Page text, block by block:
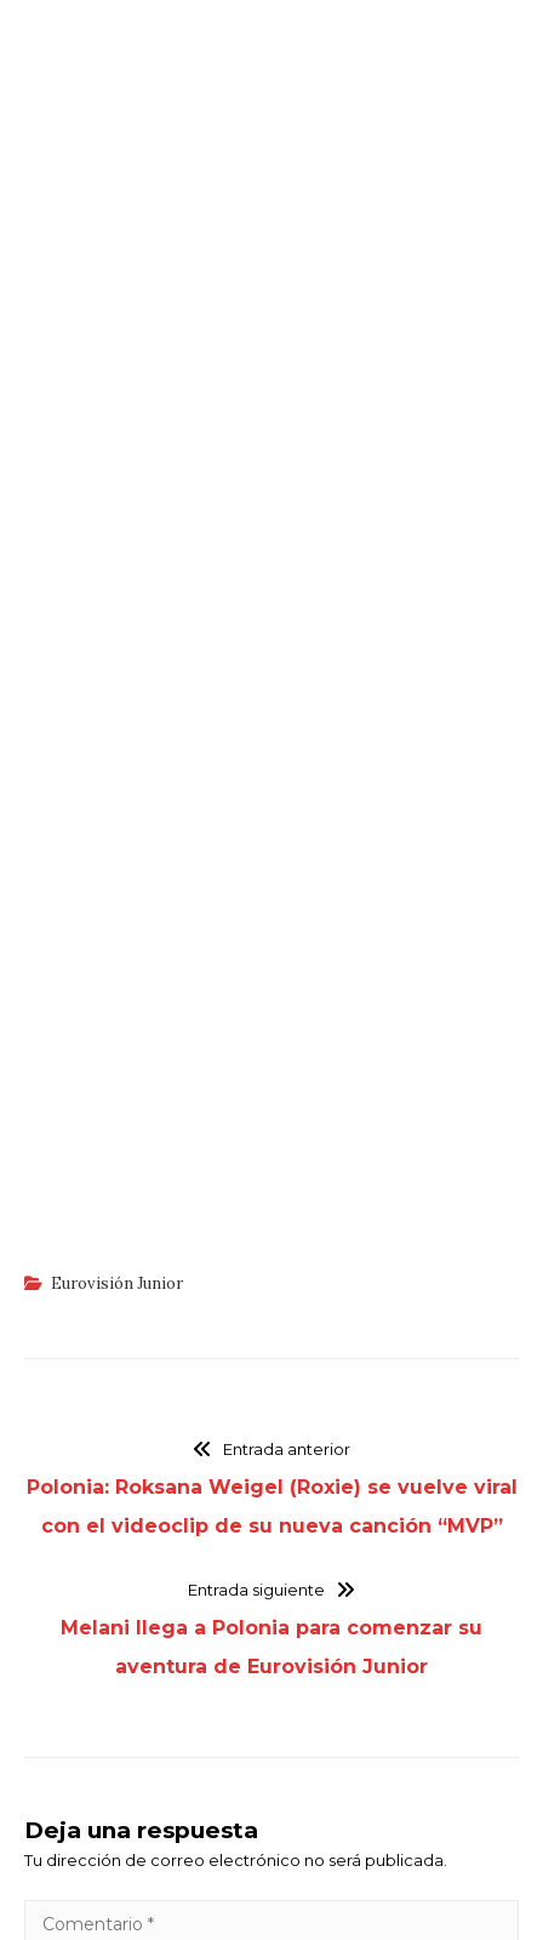
Eurovisión Junior
Entrada anterior
Polonia: Roksana Weigel (Roxie) se vuelve viral
con el videoclip de su nueva canción “MVP”
Entrada siguiente
Melani llega a Polonia para comenzar su
aventura de Eurovisión Junior
Deja una respuesta
Tu dirección de correo electrónico no será publicada.